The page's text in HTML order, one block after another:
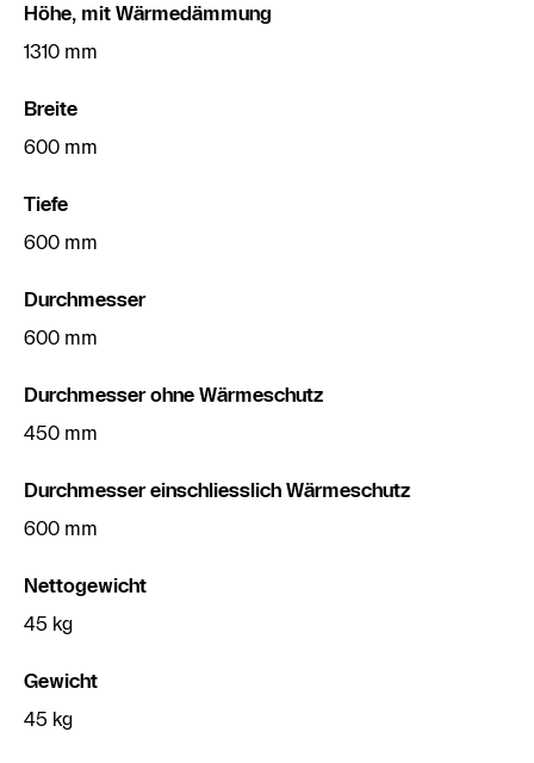
Höhe, mit Wärmedämmung
1310 mm
Breite
600 mm
Tiefe
600 mm
Durchmesser
600 mm
Durchmesser ohne Wärmeschutz
450 mm
Durchmesser einschliesslich Wärmeschutz
600 mm
Nettogewicht
45 kg
Gewicht
45 kg